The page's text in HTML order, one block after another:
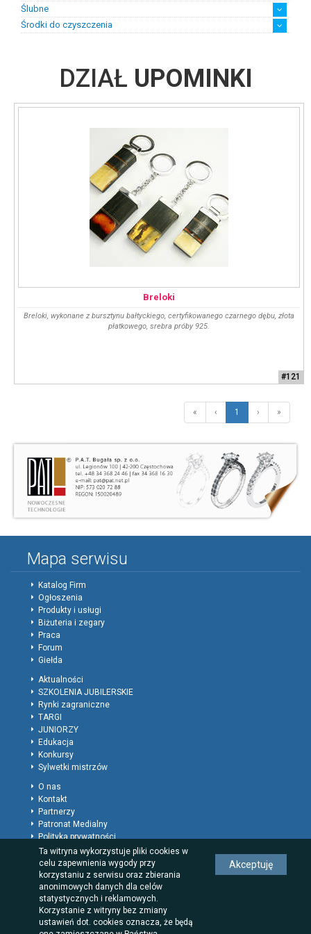
Ślubne
Biżuteria ślubna damska
Biżuteria ślubna męska
Suknie ślubne z biżuterią
Środki do czyszczenia
DZIAŁ UPOMINKI
Breloki
Breloki, wykonane z bursztynu bałtyckiego, certyfikowanego czarnego dębu, złota
płatkowego, srebra próby 925.
#121
« ‹ 1 › »
Mapa serwisu
Katalog Firm
Ogłoszenia
Produkty i usługi
Biżuteria i zegary
Praca
Forum
Giełda
Aktualności
SZKOLENIA JUBILERSKIE
Rynki zagraniczne
TARGI
JUNIORZY
Edukacja
Konkursy
Sylwetki mistrzów
O nas
Kontakt
Partnerzy
Patronat Medialny
Polityka prywatności
Regulamin
Reklama
Rodzaje wpisów dla firm
Ta witryna wykorzystuje pliki cookies w
celu zapewnienia wygody przy
korzystaniu z serwisu oraz zbierania
anonimowych danych dla celów
statystycznych i reklamowych.
Korzystanie z witryny bez zmiany
ustawień dot. cookies oznacza, że będą
Akceptuję